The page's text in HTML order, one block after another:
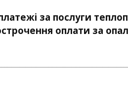
за послуги
оплати за